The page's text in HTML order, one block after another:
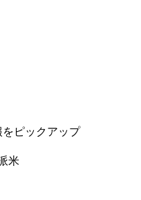
ピックアップ
米